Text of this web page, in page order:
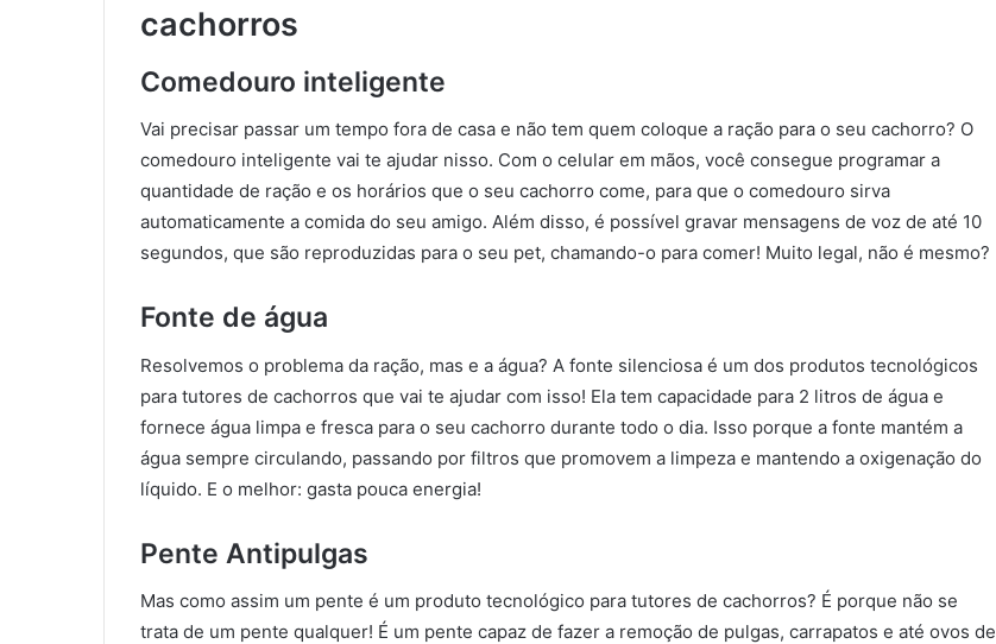
cachorros
Comedouro inteligente
Vai precisar passar um tempo fora de casa e não tem quem coloque a ração para o seu cachorro? O
comedouro inteligente vai te ajudar nisso. Com o celular em mãos, você consegue programar a
quantidade de ração e os horários que o seu cachorro come, para que o comedouro sirva
automaticamente a comida do seu amigo. Além disso, é possível gravar mensagens de voz de até 10
segundos, que são reproduzidas para o seu pet, chamando-o para comer! Muito legal, não é mesmo?
Fonte de água
Resolvemos o problema da ração, mas e a água? A fonte silenciosa é um dos produtos tecnológicos
para tutores de cachorros que vai te ajudar com isso! Ela tem capacidade para 2 litros de água e
fornece água limpa e fresca para o seu cachorro durante todo o dia. Isso porque a fonte mantém a
água sempre circulando, passando por filtros que promovem a limpeza e mantendo a oxigenação do
líquido. E o melhor: gasta pouca energia!
Pente Antipulgas
Mas como assim um pente é um produto tecnológico para tutores de cachorros? É porque não se
trata de um pente qualquer! É um pente capaz de fazer a remoção de pulgas, carrapatos e até ovos de